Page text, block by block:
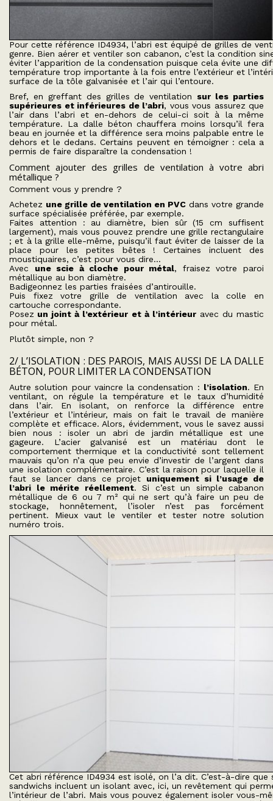
Pour cette référence ID4934, l’abri est équipé de grilles de
genre. Bien aérer et ventiler son cabanon, c’est la condition
éviter l’apparition de la condensation puisque cela évite une
température trop importante à la fois entre l’extérieur et
surface de la tôle galvanisée et l’air qui l’entoure.
Bref, en greffant des grilles de ventilation sur les parties
supérieures et inférieures de l’abri, vous vous assurez que
l’air dans l’abri et en-dehors de celui-ci soit à la même
température. La dalle béton chauffera moins lorsqu’il fera
beau en journée et la différence sera moins palpable entre le
dehors et le dedans. Certains peuvent en témoigner : cela a
permis de faire disparaître la condensation !
Comment ajouter des grilles de ventilation à votre abri
métallique ?
Comment vous y prendre ?
Achetez une grille de ventilation en PVC dans votre grande
surface spécialisée préférée, par exemple.
Faites attention : au diamètre, bien sûr (15 cm suffisent
largement), mais vous pouvez prendre une grille rectangulaire
; et à la grille elle-même, puisqu’il faut éviter de laisser de la
place pour les petites bêtes ! Certaines incluent des
moustiquaires, c’est pour vous dire…
Avec une scie à cloche pour métal, fraisez votre paroi
métallique au bon diamètre.
Badigeonnez les parties fraisées d’antirouille.
Puis fixez votre grille de ventilation avec la colle en
cartouche correspondante.
Posez un joint à l’extérieur et à l’intérieuravec du mastic
pour métal.
Plutôt simple, non ?
2/ L’ISOLATION : DES PAROIS, MAIS AUSSI DE LA DALLE
BÉTON, POUR LIMITER LA CONDENSATION
Autre solution pour vaincre la condensation : l’isolation. En
ventilant, on régule la température et le taux d’humidité
dans l’air. En isolant, on renforce la différence entre
l’extérieur et l’intérieur, mais on fait le travail de manière
complète et efficace. Alors, évidemment, vous le savez aussi
bien nous : isoler un abri de jardin métallique est une
gageure. L’acier galvanisé est un matériau dont le
comportement thermique et la conductivité sont tellement
mauvais qu’on n’a que peu envie d’investir de l’argent dans
une isolation complémentaire. C’est la raison pour laquelle il
faut se lancer dans ce projet uniquement si l’usage de
l’abri le mérite réellement. Si c’est un simple cabanon
métallique de 6 ou 7 m² qui ne sert qu’à faire un peu de
stockage, honnêtement, l’isoler n’est pas forcément
pertinent. Mieux vaut le ventiler et tester notre solution
numéro trois.
Cet abri référence ID4934 est isolé, on l’a dit. C’est-à-dire que
sandwichs incluent un isolant avec, ici, un revêtement qui
l’intérieur de l’abri. Mais vous pouvez également isoler vous-